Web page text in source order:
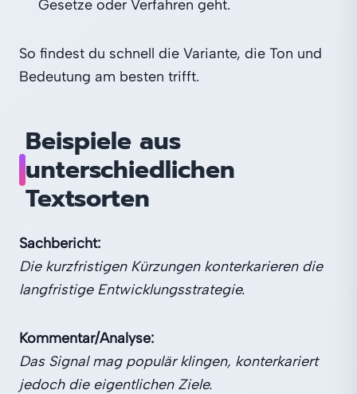
Gesetze oder Verfahren geht.
So findest du schnell die Variante, die Ton und
Bedeutung am besten trifft.
Beispiele aus
unterschiedlichen
Textsorten
Sachbericht:
Die kurzfristigen Kürzungen konterkarieren die
langfristige Entwicklungsstrategie.
Kommentar/Analyse:
Das Signal mag populär klingen, konterkariert
jedoch die eigentlichen Ziele.